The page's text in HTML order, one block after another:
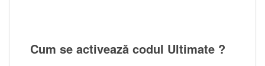
Cum se activează codul Ultimate ?